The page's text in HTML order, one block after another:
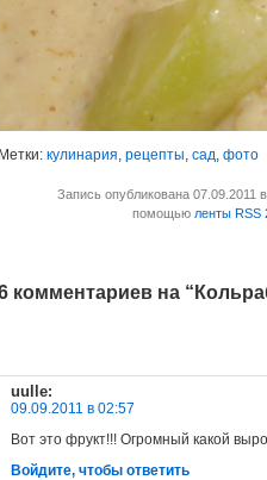
Метки: кулинария рецепты сад фото
Запись опубликована
помощью ленты RSS
комментариев на
uulle:
09.09.2011 в 02:57
Вот это фрукт!!! Огромный какой
Войдите, чтобы ответить